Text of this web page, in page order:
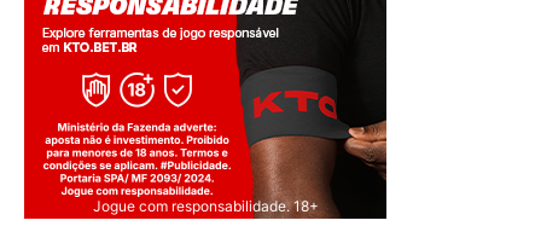
Jogue com responsabilidade. 18+